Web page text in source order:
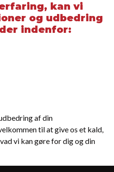
kan vi
og udbedring
indenfor:
af din
til at give os et kald,
vi kan gøre for dig og din